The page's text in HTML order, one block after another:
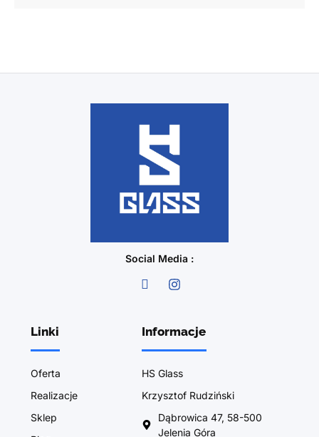
Social Media :
Linki
Oferta
Realizacje
Sklep
Informacje
HS Glass
Krzysztof Rudziński
Dąbrowica 47, 58-500
Jelenia Góra